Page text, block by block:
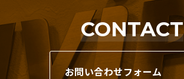
CONTACT
お問い合わせフォーム